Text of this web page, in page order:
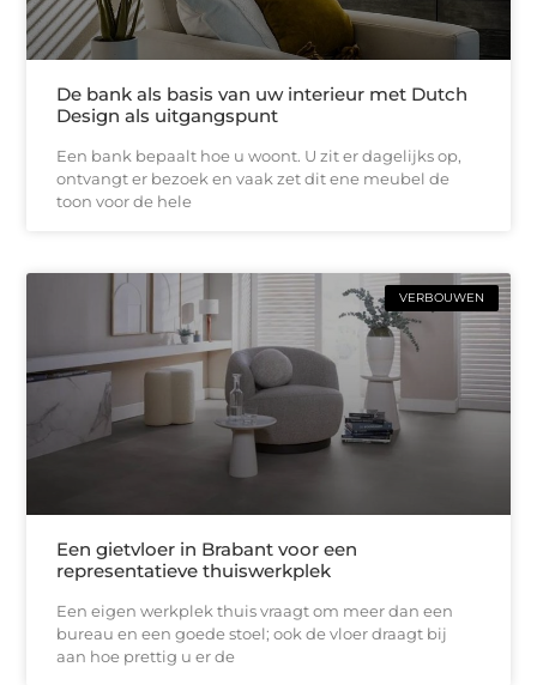
De bank als basis van uw interieur met Dutch
Design als uitgangspunt
Een bank bepaalt hoe u woont. U zit er dagelijks op,
ontvangt er bezoek en vaak zet dit ene meubel de
toon voor de hele
VERBOUWEN
Een gietvloer in Brabant voor een
representatieve thuiswerkplek
Een eigen werkplek thuis vraagt om meer dan een
bureau en een goede stoel; ook de vloer draagt bij
aan hoe prettig u er de